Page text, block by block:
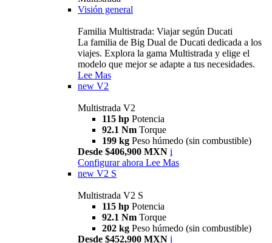
Visión general
Familia Multistrada: Viajar según Ducati
La familia de Big Dual de Ducati dedicada a los
viajes. Explora la gama Multistrada y elige el
modelo que mejor se adapte a tus necesidades.
Lee Mas
new V2
Multistrada V2
115 hp Potencia
92.1 Nm Torque
199 kg Peso húmedo (sin combustible)
Desde $406,900 MXN i
Configurar ahora Lee Mas
new V2 S
Multistrada V2 S
115 hp Potencia
92.1 Nm Torque
202 kg Peso húmedo (sin combustible)
Desde $452,900 MXN i